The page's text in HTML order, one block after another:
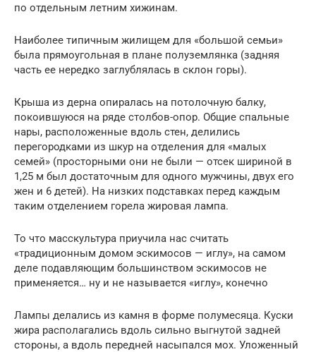
по отдельным летним хижинам.
Наиболее типичным жилищем для «большой семьи»
была прямоугольная в плане полуземлянка (задняя
часть ее нередко заглублялась в склон горы).
Крыша из дерна опиралась на потолочную балку,
покоившуюся на ряде столбов-опор. Общие спальные
нары, расположенные вдоль стен, делились
перегородками из шкур на отделения для «малых
семей» (просторными они не были — отсек шириной в
1,25 м был достаточным для одного мужчины, двух его
жен и 6 детей). На низких подставках перед каждым
таким отделением горела жировая лампа.
То что масскультура приучила нас считать
«традиционным домом эскимосов — иглу», на самом
деле подавляющим большинством эскимосов не
применяется… ну и не называется «иглу», конечно
Лампы делались из камня в форме полумесяца. Куски
жира располагались вдоль сильно выгнутой задней
стороны, а вдоль передней насыпался мох. Уложенный